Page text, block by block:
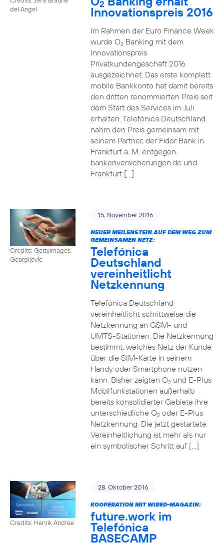
del Angel
2
Innovationspreis 2016
Im Rahmen der Euro Finance Week
wurde O2Banking mit dem
Innovationspreis
Privatkundengeschäft 2016
ausgezeichnet. Das erste komplett
mobile Bankkonto hat damit bereits
den dritten renommierten Preis seit
dem Start des Services im Juli
erhalten. Telefónica Deutschland
nahm den Preis gemeinsam mit
seinem Partner, der Fidor Bank in
Frankfurt a. M. entgegen.
bankenversicherungen.de und
Frankfurt […]
Credits: Gettyimages,
Georgijevic
15. November 2016
NEUER MEILENSTEIN AUF DEM WEG ZUM
GEMEINSAMEN NETZ:
Telefónica
Deutschland
vereinheitlicht
Netzkennung
Telefónica Deutschland
vereinheitlicht schrittweise die
Netzkennung an GSM- und
UMTS-Stationen. Die Netzkennung
bestimmt, welches Netz der Kunde
über die SIM-Karte in seinem
Handy oder Smartphone nutzen
kann. Bisher zeigten O2und E-Plus
Mobilfunkstationen außerhalb
bereits konsolidierter Gebiete ihre
unterschiedliche O2oder E-Plus
Netzkennung. Die jetzt gestartete
Vereinheitlichung ist mehr als nur
ein symbolischer Schritt auf […]
Credits: Henrik Andree
28. Oktober 2016
KOOPERATION MIT WIRED-MAGAZIN:
future.work im
Telefónica
BASECAMP